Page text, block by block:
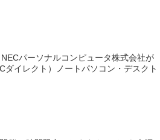
パーソナルコンピュータ株式会社が
イレクト）ノートパソコン・デスクト